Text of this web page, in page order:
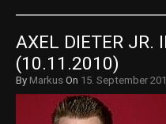
AXEL DIETER JR.
(10.11.2010)
By Markus On 15. September